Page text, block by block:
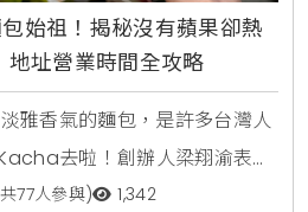
始祖！揭秘沒有蘋果卻熱
址營業時間全攻略
雅香氣的麵包，是許多台灣人
去啦！創辦人梁翔渝表
麵包的發源地，更代表了台灣
77人參與) 1,342